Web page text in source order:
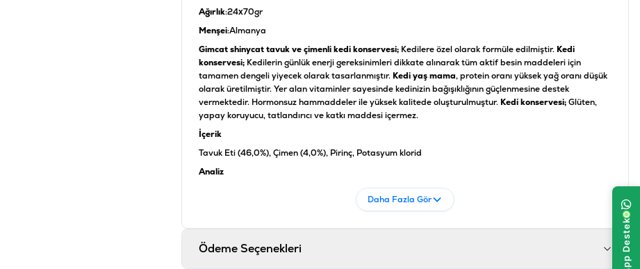
Ağırlık:24x70gr
Menşei:Almanya
Gimcat shinycat tavuk ve çimenli kedi konservesi; Kedilere özel olarak formüle edilmiştir. Kedi
konservesi; Kedilerin günlük enerji gereksinimleri dikkate alınarak tüm aktif besin maddeleri için
tamamen dengeli yiyecek olarak tasarlanmıştır. Kedi yaş mama, protein oranı yüksek yağ oranı düşük
olarak üretilmiştir. Yer alan vitaminler sayesinde kedinizin bağışıklığının güçlenmesine destek
vermektedir. Hormonsuz hammaddeler ile yüksek kalitede oluşturulmuştur.Kedi konservesi;Glüten,
yapay koruyucu, tatlandırıcı ve katkı maddesi içermez.
İçerik
Tavuk Eti (46,0%), Çimen (4,0%), Pirinç, Potasyum klorid
Analiz
Ham protein %12,0, Ham yağ %0,5, Ham lif %1,0, Ham kül %1,5, Nem %86.0
E vitamini 50 mg
Ürün Filtreleri
Daha Fazla Gör
Ödeme Seçenekleri